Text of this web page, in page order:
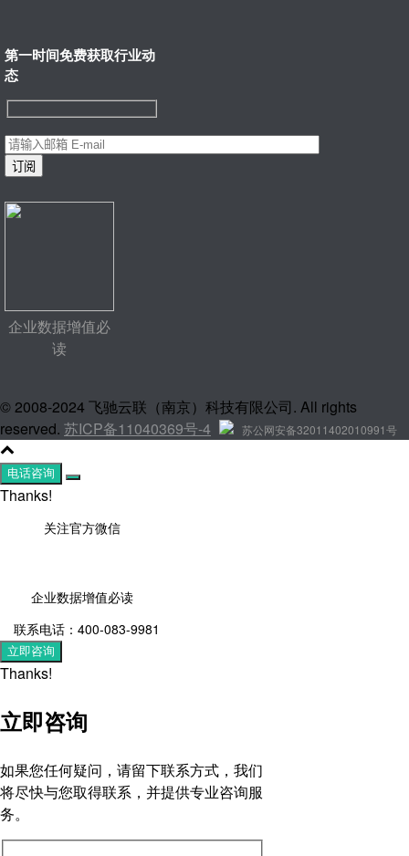
第一时间免费获取行业动
态
企业数据增值必
读
© 2008-2024 飞驰云联（南京）科技有限公司. All rights
reserved. 苏ICP备11040369号-4 苏公网安备32011402010991号
电话咨询
Thanks!
关注官方微信
企业数据增值必读
联系电话：400-083-9981
立即咨询
Thanks!
立即咨询
如果您任何疑问，请留下联系方式，我们
将尽快与您取得联系，并提供专业咨询服
务。